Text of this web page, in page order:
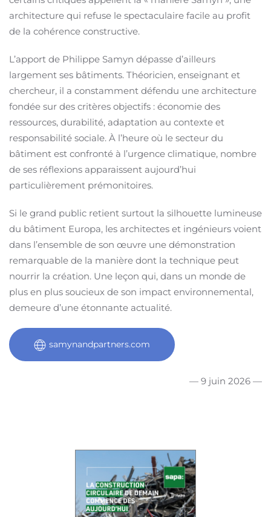
architecture qui refuse le spectaculaire facile au profit
de la cohérence constructive.
L’apport de Philippe Samyn dépasse d’ailleurs
largement ses bâtiments. Théoricien, enseignant et
chercheur, il a constamment défendu une architecture
fondée sur des critères objectifs : économie des
ressources, durabilité, adaptation au contexte et
responsabilité sociale. À l’heure où le secteur du
bâtiment est confronté à l’urgence climatique, nombre
de ses réflexions apparaissent aujourd’hui
particulièrement prémonitoires.
Si le grand public retient surtout la silhouette lumineuse
du bâtiment Europa, les architectes et ingénieurs voient
dans l’ensemble de son œuvre une démonstration
remarquable de la manière dont la technique peut
nourrir la création. Une leçon qui, dans un monde de
plus en plus soucieux de son impact environnemental,
demeure d’une étonnante actualité.
samynandpartners.com
— 9 juin 2026 —